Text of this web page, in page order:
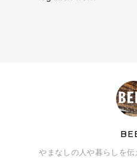
やまなしの人や暮らしを